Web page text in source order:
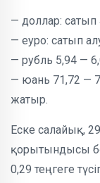
— доллар: сатып
— еуро: сатып
— рубль 5,94 —
— юань 71,72 —
жатыр.
Еске салайық,
қорытындысы
0,29 теңгеге